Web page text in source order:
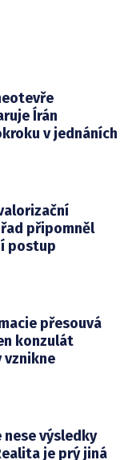
Írán
v jednáních
připomněl
postup
přesouvá
konzulát
vznikne
nese výsledky
je prý jiná